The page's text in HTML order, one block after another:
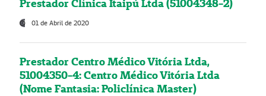
Prestador Clínica Itaipú Ltda (51004348-2)
01 de Abril de 2020
Prestador Centro Médico Vitória Ltda,
51004350-4: Centro Médico Vitória Ltda
(Nome Fantasia: Policlínica Master)